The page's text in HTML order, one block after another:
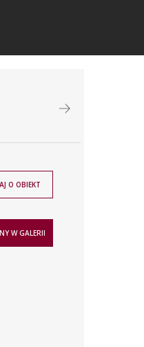
O OBIEKT
W GALERII